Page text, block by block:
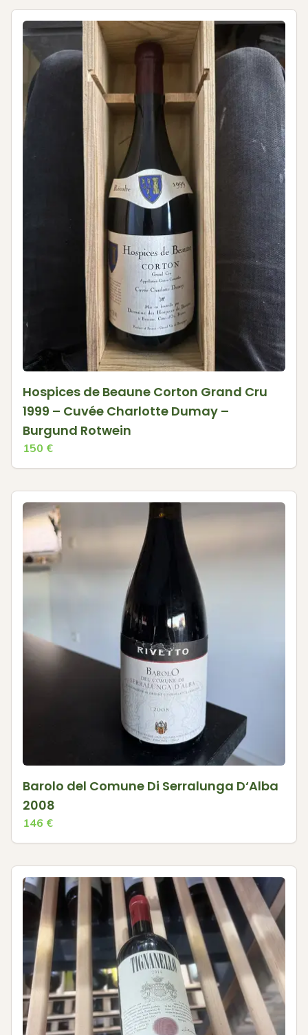
Hospices de Beaune Corton Grand Cru
1999 – Cuvée Charlotte Dumay –
Burgund Rotwein
150 €
Barolo del Comune Di Serralunga D‘Alba
2008
146 €